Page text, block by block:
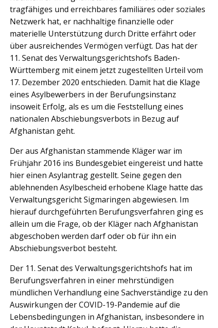
tragfähiges und erreichbares familiäres oder soziales
Netzwerk hat, er nachhaltige finanzielle oder
materielle Unterstützung durch Dritte erfährt oder
über ausreichendes Vermögen verfügt. Das hat der
11. Senat des Verwaltungsgerichtshofs Baden-
Württemberg mit einem jetzt zugestellten Urteil vom
17. Dezember 2020 entschieden. Damit hat die Klage
eines Asylbewerbers in der Berufungsinstanz
insoweit Erfolg, als es um die Feststellung eines
nationalen Abschiebungsverbots in Bezug auf
Afghanistan geht.
Der aus Afghanistan stammende Kläger war im
Frühjahr 2016 ins Bundesgebiet eingereist und hatte
hier einen Asylantrag gestellt. Seine gegen den
ablehnenden Asylbescheid erhobene Klage hatte das
Verwaltungsgericht Sigmaringen abgewiesen. Im
hierauf durchgeführten Berufungsverfahren ging es
allein um die Frage, ob der Kläger nach Afghanistan
abgeschoben werden darf oder ob für ihn ein
Abschiebungsverbot besteht.
Der 11. Senat des Verwaltungsgerichtshofs hat im
Berufungsverfahren in einer mehrstündigen
mündlichen Verhandlung eine Sachverständige zu den
Auswirkungen der COVID-19-Pandemie auf die
Lebensbedingungen in Afghanistan, insbesondere in